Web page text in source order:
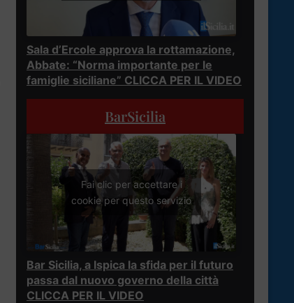
Sala d’Ercole approva la rottamazione,
Abbate: “Norma importante per le
famiglie siciliane” CLICCA PER IL VIDEO
BarSicilia
Fai clic per accettare i
cookie per questo servizio
Bar Sicilia, a Ispica la sfida per il futuro
passa dal nuovo governo della città
CLICCA PER IL VIDEO